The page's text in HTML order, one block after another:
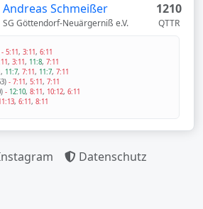
Andreas Schmeißer
SG Göttendorf-Neuärgerniß e.V.
1210
QTTR
- 5:11, 3:11, 6:11
, 3:11, 11:8, 7:11
, 11:7, 7:11, 11:7, 7:11
- 7:11, 5:11, 7:11
- 12:10, 8:11, 10:12, 6:11
, 6:11, 8:11
Datenschutz